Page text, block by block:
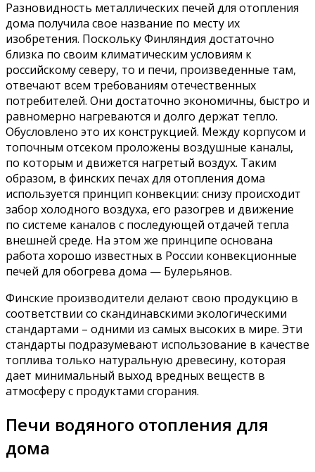
Разновидность металлических печей для отопления
дома получила свое название по месту их
изобретения. Поскольку Финляндия достаточно
близка по своим климатическим условиям к
российскому северу, то и печи, произведенные там,
отвечают всем требованиям отечественных
потребителей. Они достаточно экономичны, быстро и
равномерно нагреваются и долго держат тепло.
Обусловлено это их конструкцией. Между корпусом и
топочным отсеком проложены воздушные каналы,
по которым и движется нагретый воздух. Таким
образом, в финских печах для отопления дома
используется принцип конвекции: снизу происходит
забор холодного воздуха, его разогрев и движение
по системе каналов с последующей отдачей тепла
внешней среде. На этом же принципе основана
работа хорошо известных в России конвекционные
печей для обогрева дома — Булерьянов.
Финские производители делают свою продукцию в
соответствии со скандинавскими экологическими
стандартами – одними из самых высоких в мире. Эти
стандарты подразумевают использование в качестве
топлива только натуральную древесину, которая
дает минимальный выход вредных веществ в
атмосферу с продуктами сгорания.
Печи водяного отопления для
дома